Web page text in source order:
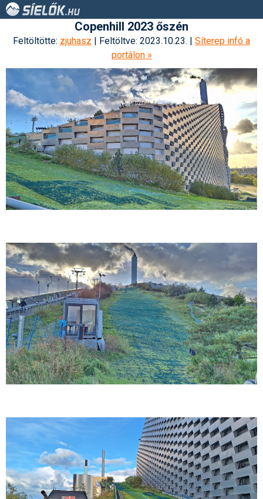
Copenhill 2023 őszén
Feltöltötte: zjuhasz | Feltöltve: 2023.10.23. | Síterep infó a
portálon »